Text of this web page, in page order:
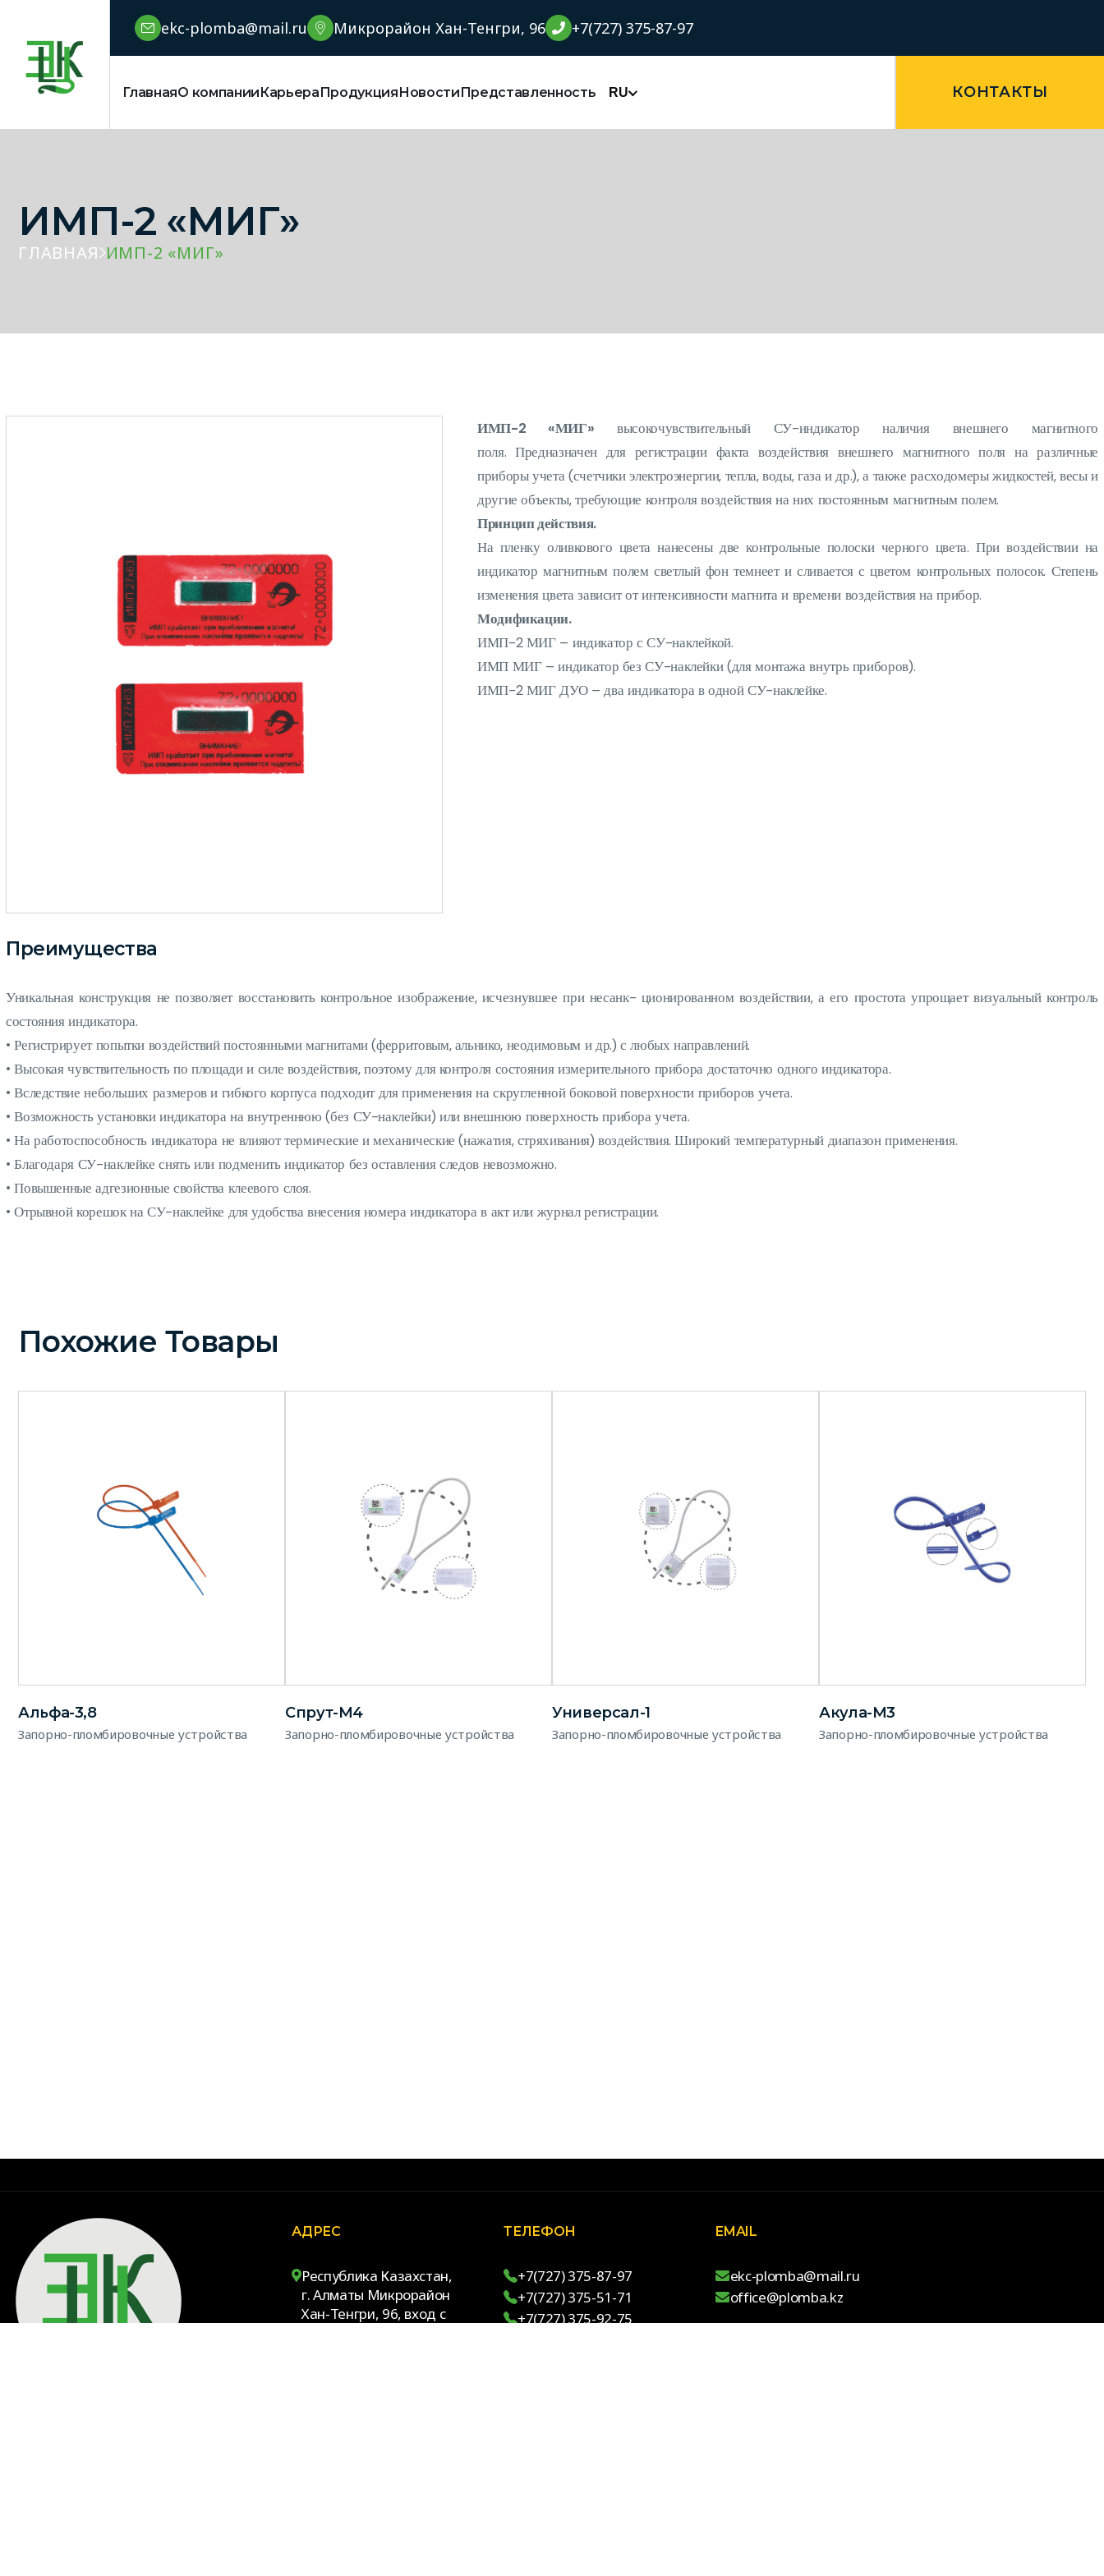
ekc-plomba@mail.ru Микрорайон Хан-Тенгри, 96 +7(727) 375-87-97
ГлавнаяО компанииКарьераПродукцияНовостиПредставленность RU КОНТАКТЫ
ИМП-2 «МИГ»
ГЛАВНАЯ ИМП-2 «МИГ»
ИМП-2 «МИГ» высокочувствительный СУ-индикатор наличия внешнего магнитного
поля. Предназначен для регистрации факта воздействия внешнего магнитного поля на различные
приборы учета (счетчики электроэнергии, тепла, воды, газа и др.), а также расходомеры жидкостей, весы и
другие объекты, требующие контроля воздействия на них постоянным магнитным полем.
Принцип действия.
На пленку оливкового цвета нанесены две контрольные полоски черного цвета. При воздействии на
индикатор магнитным полем светлый фон темнеет и сливается с цветом контрольных полосок. Степень
изменения цвета зависит от интенсивности магнита и времени воздействия на прибор.
Модификации.
ИМП-2 МИГ – индикатор с СУ-наклейкой.
ИМП МИГ – индикатор без СУ-наклейки (для монтажа внутрь приборов).
ИМП-2 МИГ ДУО – два индикатора в одной СУ-наклейке.
Преимущества
Уникальная конструкция не позволяет восстановить контрольное изображение, исчезнувшее при несанк- ционированном воздействии, а его простота упрощает визуальный контроль
состояния индикатора.
• Регистрирует попытки воздействий постоянными магнитами (ферритовым, альнико, неодимовым и др.) с любых направлений.
• Высокая чувствительность по площади и силе воздействия, поэтому для контроля состояния измерительного прибора достаточно одного индикатора.
• Вследствие небольших размеров и гибкого корпуса подходит для применения на скругленной боковой поверхности приборов учета.
• Возможность установки индикатора на внутреннюю (без СУ-наклейки) или внешнюю поверхность прибора учета.
• На работоспособность индикатора не влияют термические и механические (нажатия, стряхивания) воздействия. Широкий температурный диапазон применения.
• Благодаря СУ-наклейке снять или подменить индикатор без оставления следов невозможно.
• Повышенные адгезионные свойства клеевого слоя.
• Отрывной корешок на СУ-наклейке для удобства внесения номера индикатора в акт или журнал регистрации.
Похожие Товары
Альфа-3,8
Запорно-пломбировочные устройства
Спрут-М4
Запорно-пломбировочные устройства
Универсал-1
Запорно-пломбировочные устройства
Акула-М3
Запорно-пломбировочные устройства
АДРЕС
Республика Казахстан,
г. Алматы Микрорайон
Хан-Тенгри, 96, вход с
ТЕЛЕФОН
+7(727) 375-87-97
+7(727) 375-51-71
+7(727) 375-92-75
EMAIL
ekc-plomba@mail.ru
office@plomba.kz